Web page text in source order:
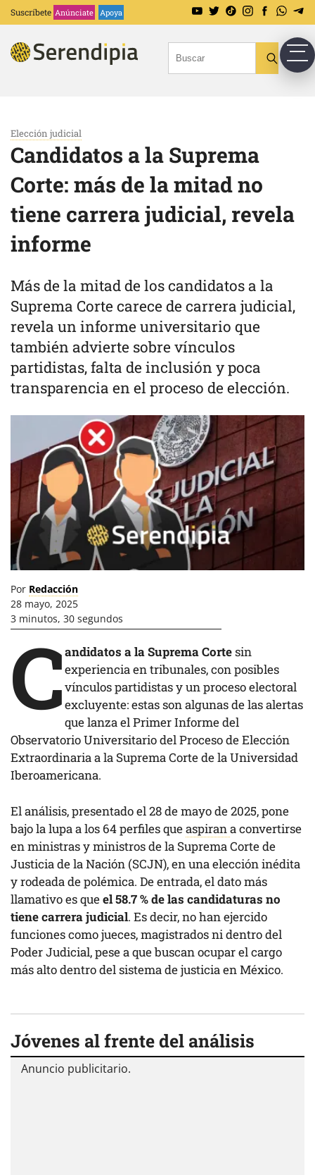
Suscríbete Anúnciate Apoya
Elección judicial
Candidatos a la Suprema
Corte: más de la mitad no
tiene carrera judicial, revela
informe
Más de la mitad de los candidatos a la
Suprema Corte carece de carrera judicial,
revela un informe universitario que
también advierte sobre vínculos
partidistas, falta de inclusión y poca
transparencia en el proceso de elección.
Por Redacción
28 mayo, 2025
3 minutos, 30 segundos
Candidatos a la Suprema Cortesin
experiencia en tribunales, con posibles
vínculos partidistas y un proceso electoral
excluyente: estas son algunas de las alertas
que lanza el Primer Informe del
Observatorio Universitario del Proceso de Elección
Extraordinaria a la Suprema Corte de la Universidad
Iberoamericana.
El análisis, presentado el 28 de mayo de 2025, pone
bajo la lupa a los 64 perfiles queaspiran a convertirse
en ministras y ministros de la Suprema Corte de
Justicia de la Nación (SCJN), en una elección inédita
y rodeada de polémica. De entrada, el dato más
llamativo es queel 58.7 % de las candidaturas no
tiene carrera judicial. Es decir, no han ejercido
funciones como jueces, magistrados ni dentro del
Poder Judicial, pese a que buscan ocupar el cargo
más alto dentro del sistema de justicia en México.
Jóvenes al frente del análisis